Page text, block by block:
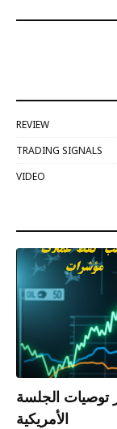
REVIEW
TRADING SIGNALS
VIDEO
توصيات الجلسة
الأمريكية